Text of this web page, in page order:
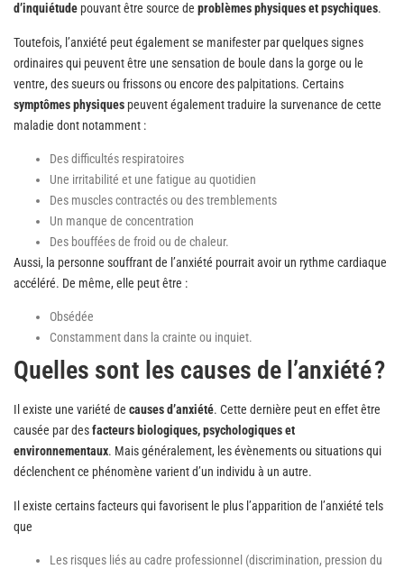
d’inquiétude pouvant être source de problèmes physiques et psychiques.
Toutefois, l’anxiété peut également se manifester par quelques signes
ordinaires qui peuvent être une sensation de boule dans la gorge ou le
ventre, des sueurs ou frissons ou encore des palpitations. Certains
symptômesphysiques peuvent également traduire la survenance de cette
maladie dont notamment :
Des difficultés respiratoires
Une irritabilité et une fatigue au quotidien
Des muscles contractés ou des tremblements
Un manque de concentration
Des bouffées de froid ou de chaleur.
Aussi, la personne souffrant de l’anxiété pourrait avoir un rythme cardiaque
accéléré. De même, elle peut être :
Obsédée
Constamment dans la crainte ou inquiet.
Quelles sont les causes de l’anxiété ?
Il existe une variété de causes d’anxiété. Cette dernière peut en effet être
causée par desfacteurs biologiques, psychologiques et
environnementaux. Mais généralement, les évènements ou situations qui
déclenchent ce phénomène varient d’un individu à un autre.
Il existe certains facteurs qui favorisent le plus l’apparition de l’anxiété tels
que
Les risques liés au cadre professionnel (discrimination, pression du